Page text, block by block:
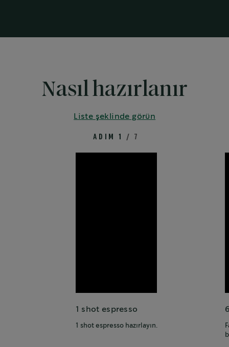
Nasıl hazırlanır
Liste şeklinde görün
ADIM 1 / 7
1 shot espresso
1 shot espresso hazırlayın.